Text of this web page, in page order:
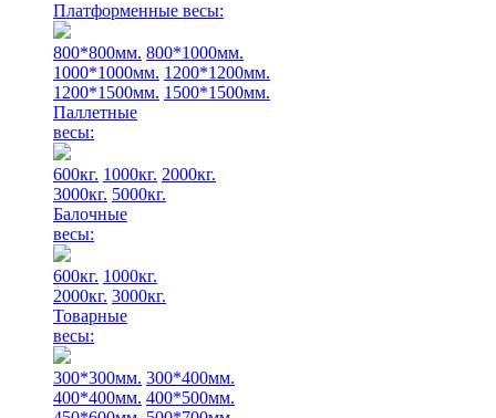
Платформенные весы:
800*800мм. 800*1000мм.
1000*1000мм. 1200*1200мм.
1200*1500мм. 1500*1500мм.
Паллетные
весы:
600кг. 1000кг. 2000кг.
3000кг. 5000кг.
Балочные
весы:
600кг. 1000кг.
2000кг. 3000кг.
Товарные
весы:
300*300мм. 300*400мм.
400*400мм. 400*500мм.